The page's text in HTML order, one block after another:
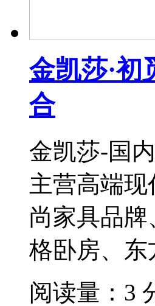
金凯莎·初
合
金凯莎-国
主营高端
尚家具品
格卧房、东
阅读量：3